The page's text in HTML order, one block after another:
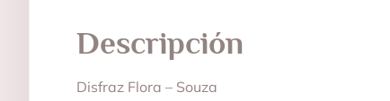
Descripción
Disfraz Flora – Souza